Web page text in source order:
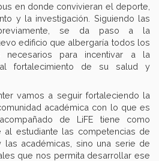
en donde convivieran el deporte,
y la investigación. Siguiendo las
se da paso a la
edificio que albergaría todos los
necesarios para incentivar a la
al fortalecimiento de su salud y
vamos a seguir fortaleciendo la
académica con lo que es
de LiFE tiene como
estudiante las competencias de
las académicas, sino una serie de
que nos permita desarrollar ese